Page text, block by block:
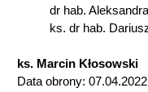
dr hab. Aleksandra
ks. dr hab. Dariusz
ks. Marcin Kłosowski
Data obrony: 07.04.2022